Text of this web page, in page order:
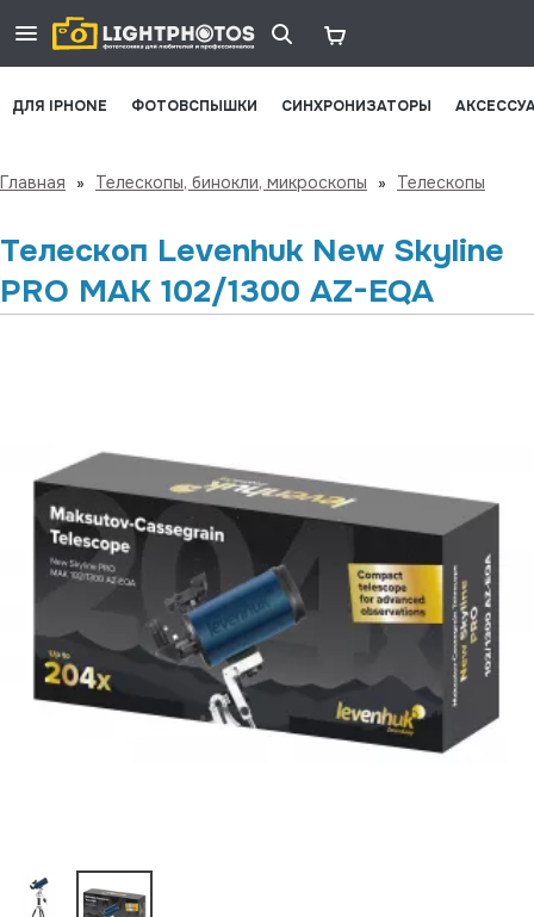
ДЛЯ IPHONE ФОТОВСПЫШКИ СИНХРОНИЗАТОРЫ
Главная » Телескопы, бинокли, микроскопы » Телескопы
Телескоп Levenhuk New Skyline
PRO MAK 102/1300 AZ-EQA